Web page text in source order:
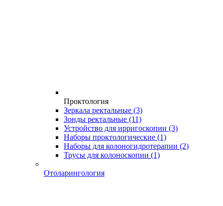
Проктология
Зеркала ректальные (3)
Зонды ректальные (11)
Устройство для ирригоскопии (3)
Наборы проктологические (1)
Наборы для колоногидротерапии (2)
Трусы для колоноскопии (1)
Отоларингология